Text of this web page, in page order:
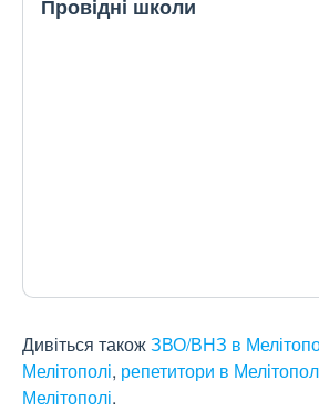
Провідні школи
Дивіться такожЗВО/ВНЗ в
Мелітополі, репетитори в
Мелітополі.